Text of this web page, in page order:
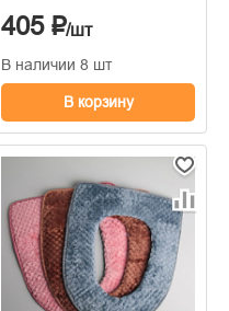
405 ₽/шт
В наличии 8 шт
В корзину